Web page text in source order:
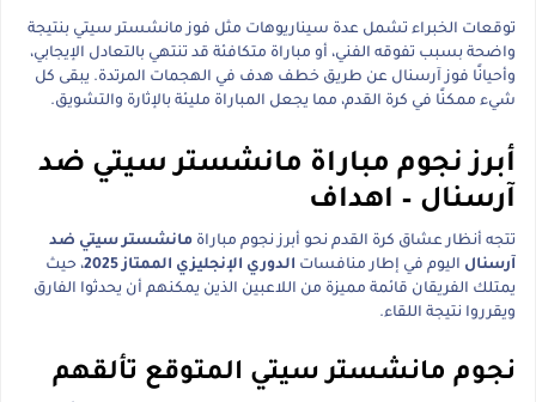
توقعات الخبراء تشمل عدة سيناريوهات مثل فوز مانشستر سيتي بنتيجة
واضحة بسبب تفوقه الفني، أو مباراة متكافئة قد تنتهي بالتعادل الإيجابي،
وأحيانًا فوز آرسنال عن طريق خطف هدف في الهجمات المرتدة. يبقى كل
شيء ممكنًا في كرة القدم، مما يجعل المباراة مليئة بالإثارة والتشويق.
أبرز نجوم مباراة مانشستر سيتي ضد
آرسنال – اهداف
تتجه أنظار عشاق كرة القدم نحو أبرز نجوم مباراة مانشستر سيتي ضد
آرسنال اليوم في إطار منافسات الدوري الإنجليزي الممتاز 2025
، حيث
يمتلك الفريقان قائمة مميزة من اللاعبين الذين يمكنهم أن يحدثوا الفارق
ويقرروا نتيجة اللقاء.
نجوم مانشستر سيتي المتوقع تألقهم